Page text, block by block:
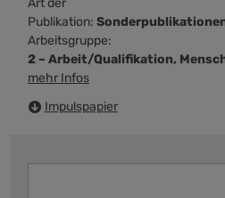
Publikation:
Arbeitsgruppe:
2 – Arbeit/Qualifikation,
mehr Infos
Impulspapier